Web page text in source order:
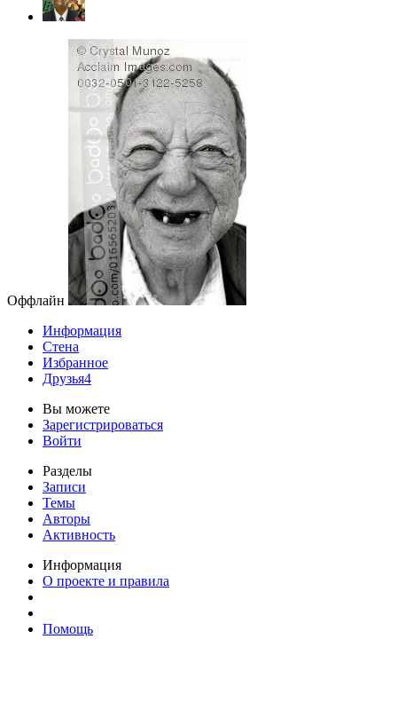
Оффлайн
Информация
Стена
Избранное
Друзья4
Вы можете
Зарегистрироваться
Войти
Разделы
Записи
Темы
Авторы
Активность
Информация
О проекте и правила
Помощь